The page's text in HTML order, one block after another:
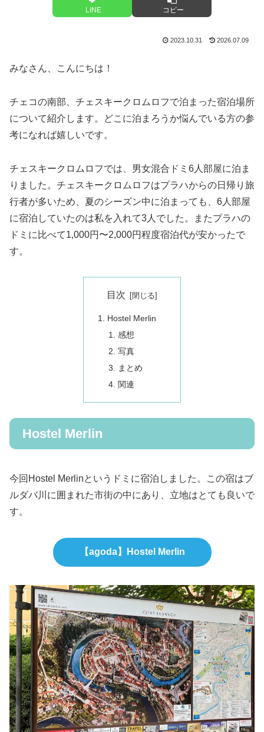
LINE コピー
2023.10.31 2026.07.09
みなさん、こんにちは！
チェコの南部、チェスキークロムロフで泊まった宿泊場所
について紹介します。どこに泊まろうか悩んでいる方の参
考になれば嬉しいです。
チェスキークロムロフでは、男女混合ドミ6人部屋に泊ま
りました。チェスキークロムロフはプラハからの日帰り旅
行者が多いため、夏のシーズン中に泊まっても、6人部屋
に宿泊していたのは私を入れて3人でした。またプラハの
ドミに比べて1,000円〜2,000円程度宿泊代が安かったで
す。
目次
Hostel Merlin
感想
写真
まとめ
関連
Hostel Merlin
今回Hostel Merlinというドミに宿泊しました。この宿はブ
ルダバ川に囲まれた市街の中にあり、立地はとても良いで
す。
【agoda】Hostel Merlin